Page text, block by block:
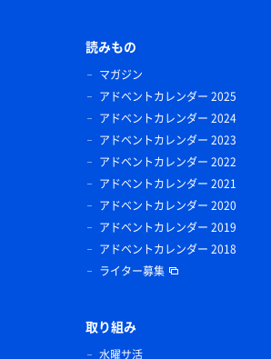
読みもの
マガジン
アドベントカレンダー 2025
アドベントカレンダー 2024
アドベントカレンダー 2023
アドベントカレンダー 2022
アドベントカレンダー 2021
アドベントカレンダー 2020
アドベントカレンダー 2019
アドベントカレンダー 2018
ライター募集
取り組み
水曜サ活